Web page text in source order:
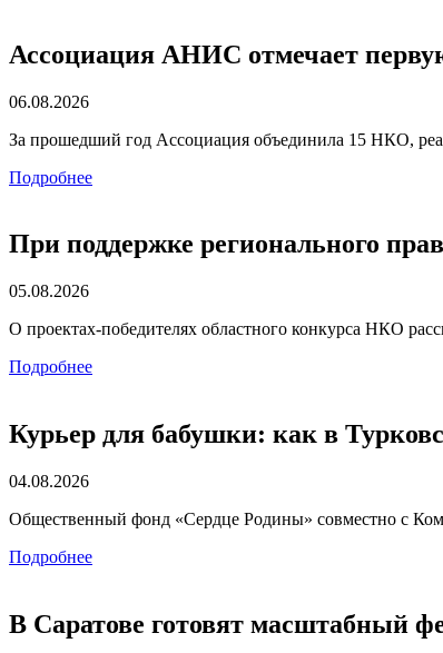
Ассоциация АНИС отмечает
06.08.2026
За прошедший год Ассоциация объединила 15 НКО,
Подробнее
При поддержке регионального
05.08.2026
О проектах-победителях областного конкурса НКО
Подробнее
Курьер для бабушки: как в
04.08.2026
Общественный фонд «Сердце Родины» совместно с
Подробнее
В Саратове готовят масштабный